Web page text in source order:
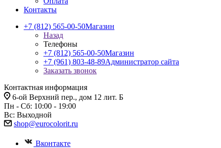
Контакты
+7 (812) 565-00-50Магазин
Назад
Телефоны
+7 (812) 565-00-50Магазин
+7 (961) 803-48-89Администратор сайта
Заказать звонок
Контактная информация
6-ой Верхний пер., дом 12 лит. Б
Пн - Сб: 10:00 - 19:00
Вс: Выходной
shop@eurocolorit.ru
Вконтакте